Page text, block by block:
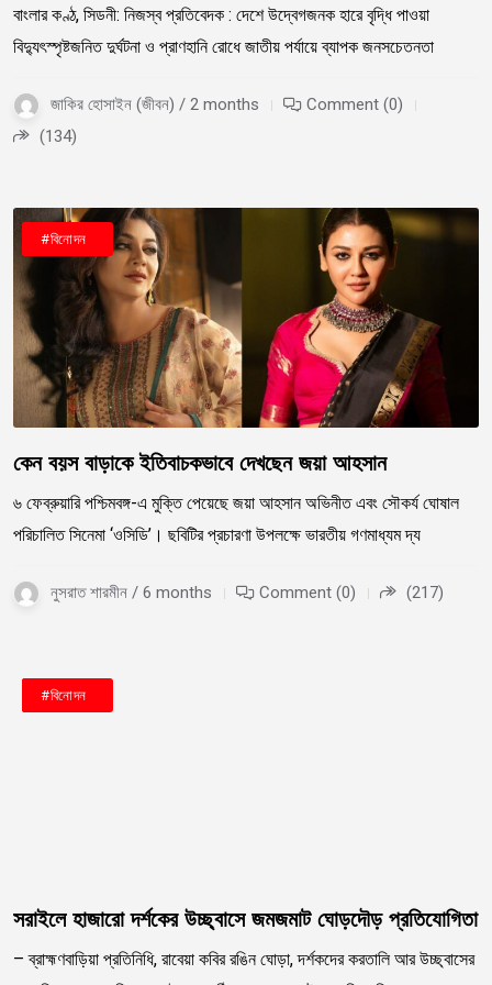
বাংলার কণ্ঠ, সিডনী: নিজস্ব প্রতিবেদক : দেশে উদ্বেগজনক হারে বৃদ্ধি পাওয়া
বিদ্যুৎস্পৃষ্টজনিত দুর্ঘটনা ও প্রাণহানি রোধে জাতীয় পর্যায়ে ব্যাপক জনসচেতনতা
জাকির হোসাইন (জীবন) / 2 months
Comment (0)
(134)
#বাংলাদেশ
#বিনোদন
কেন বয়স বাড়াকে ইতিবাচকভাবে দেখছেন জয়া আহসান
৬ ফেব্রুয়ারি পশ্চিমবঙ্গ-এ মুক্তি পেয়েছে জয়া আহসান অভিনীত এবং সৌকর্য ঘোষাল
পরিচালিত সিনেমা ‘ওসিডি’। ছবিটির প্রচারণা উপলক্ষে ভারতীয় গণমাধ্যম দ্য
নুসরাত শারমীন / 6 months Comment (0) (217)
#খেলা
#বাংলাদেশ
#বিনোদন
সরাইলে হাজারো দর্শকের উচ্ছ্বাসে জমজমাট ঘোড়দৌড় প্রতিযোগিতা
– ব্রাহ্মণবাড়িয়া প্রতিনিধি, রাবেয়া কবির রঙিন ঘোড়া, দর্শকদের করতালি আর উচ্ছ্বাসের